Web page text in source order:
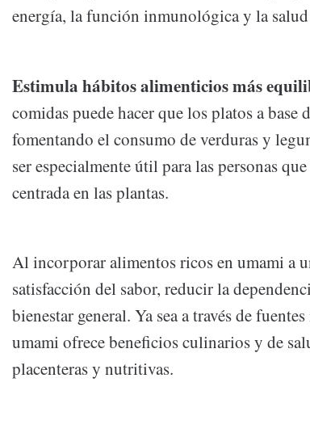
energía, la función inmunológica y la
Estimula hábitos alimenticios más
comidas puede hacer que los platos a base
fomentando el consumo de verduras y
ser especialmente útil para las personas
centrada en las plantas.
Al incorporar alimentos ricos en umami a
satisfacción del sabor, reducir la
bienestar general. Ya sea a través de
umami ofrece beneficios culinarios y de
placenteras y nutritivas.